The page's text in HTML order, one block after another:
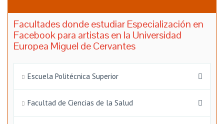
Facultades donde estudiar Especialización en
Facebook para artistas en la Universidad
Europea Miguel de Cervantes
Escuela Politécnica Superior
Facultad de Ciencias de la Salud